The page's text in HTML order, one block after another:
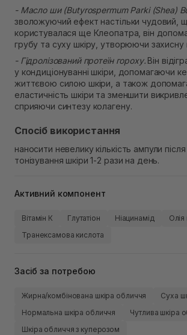
- Масло ши (Butyrospermum Parki (Shea)
зволожуючий ефект настільки чудовий,
користувалася ще Клеопатра, він
грубу та суху шкіру, утворюючи захисну
- Гідролізований протеїн гороху. Він
у кондиціонуванні шкіри, допомагаючи
життєвою силою шкіри, а також
еластичність шкіри та зменшити
сприяючи синтезу колагену.
Спосіб використання
наносити невелику кількість ампули
тонізування шкіри 1-2 рази на день.
Активний компонент
Вітамін К Глутатіон Ніацинамід Олія
Транексамова кислота
Засіб за потребою
Жирна/комбінована шкіра обличчя
Суха
Нормальна шкіра обличчя
Чутлива шкіра
Шкіра обличчя з куперозом